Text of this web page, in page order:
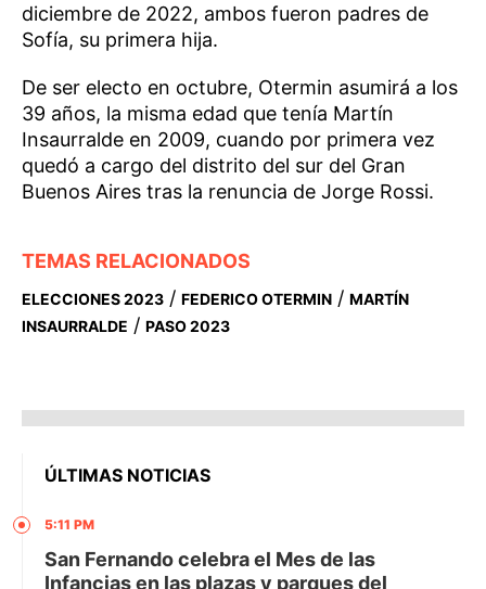
diciembre de 2022, ambos fueron padres de
Sofía, su primera hija.
De ser electo en octubre, Otermin asumirá a los
39 años, la misma edad que tenía Martín
Insaurralde en 2009, cuando por primera vez
quedó a cargo del distrito del sur del Gran
Buenos Aires tras la renuncia de Jorge Rossi.
TEMAS RELACIONADOS
ELECCIONES 2023 / FEDERICO OTERMIN / MARTÍN
INSAURRALDE / PASO 2023
ÚLTIMAS NOTICIAS
5:11 PM
San Fernando celebra el Mes de las
Infancias en las plazas y parques del